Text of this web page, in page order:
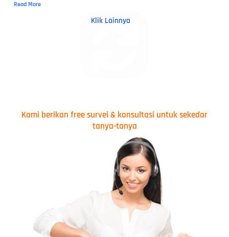
Read More
Klik Lainnya
Kami berikan free survei & konsultasi untuk sekedar
tanya-tanya